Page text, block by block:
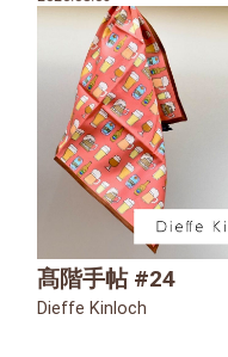
髙階手帖 #24
Dieffe Kinloch